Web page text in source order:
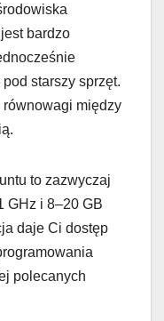
bardzo
starszy sprzęt.
między
to zazwyczaj
GHz i 8–20 GB
daje Ci dostęp
polecanych